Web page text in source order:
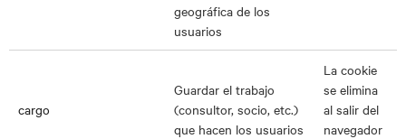
geográfica de los
usuarios
cargo
Guardar el trabajo
(consultor, socio, etc.)
que hacen los usuarios
La cookie
se elimina
al salir del
navegador